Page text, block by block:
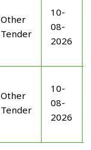
Other
Tender
10-
08-
2026
Other
Tender
10-
08-
2026